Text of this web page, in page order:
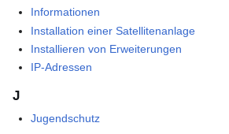
Informationen
Installation einer Satellitenanlage
Installieren von Erweiterungen
IP-Adressen
J
Jugendschutz